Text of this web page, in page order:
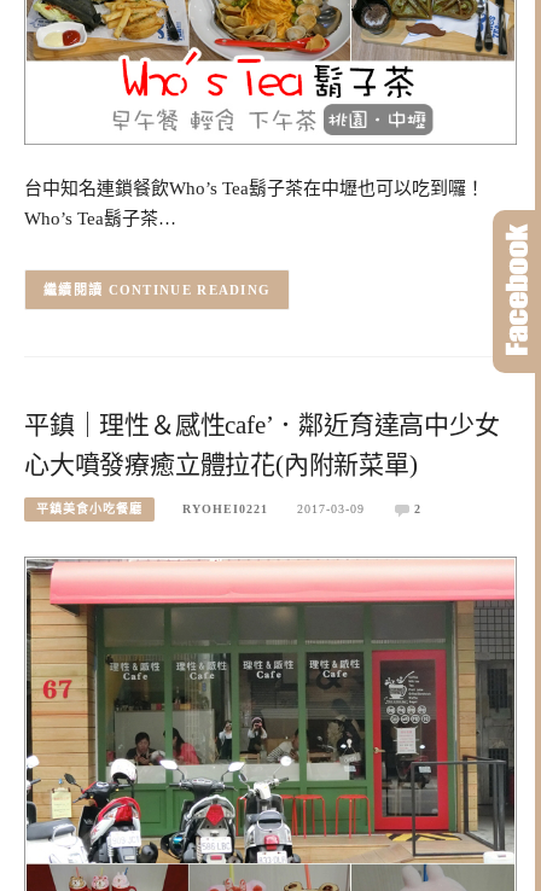
台中知名連鎖餐飲Who’s Tea鬍子茶在中壢也可以吃到囉！
Who’s Tea鬍子茶…
CONTINUE READING
平鎮｜理性＆感性cafe’．鄰近育達高中少女
心大噴發療癒立體拉花(內附新菜單)
平鎮美食小吃餐廳 RYOHEI0221 2017-03-09 2